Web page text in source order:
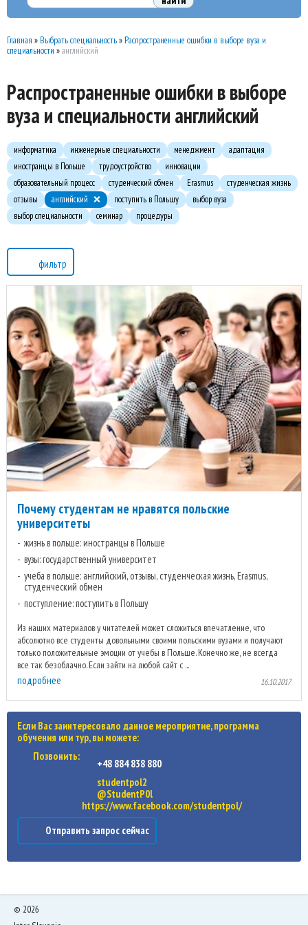
Главная » Выбрать специальность» Распространенные ошибки в выборе вуза и
специальности »английский
Распространенные ошибки в выборе
вуза и специальности английский
информатика инженерные специальности менеджмент
адаптация
иностранцы в Польше
трудоустройство
инновации
образовательный процесс
студенческий обмен Erasmus
студенческая жизнь
отзывы
английский поступить в Польшу
выбор вуза
выбор специальности
семинар процедуры
фильтр
Почему студентам не нравятся польские
университеты
жизнь в польше: иностранцы в Польше
вузы: государственный университет
учеба в польше: английский, отзывы, студенческая жизнь, Erasmus,
студенческий обмен
поступление: поступить в Польшу
Из наших материалов у читателей может сложиться впечатление, что
абсолютно все студенты довольными своими польскими вузами и получают
только положительные эмоции от учебы в Польше. Конечно же, не всегда
все так безоблачно. Если зайти на любой сайт с ...
подробнее 16.10.2017
Если Вас заинтересовало данное мероприятие, программа
обучения или тур, вы можете:
Позвонить:
+48 884 838 880
studentpol2
@StudentP0l
https://www.facebook.com/studentpol/
Отправить запрос сейчас
© 2026